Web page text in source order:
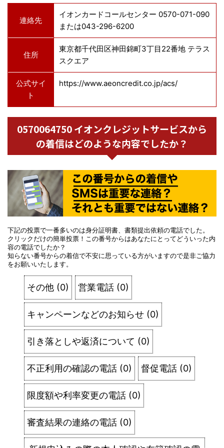
連絡先
イオンカードコールセンター 0570-071-090
または043-296-6200
住所
東京都千代田区神田錦町3丁目22番地 テラス
スクエア
公式サイ
ト
https://www.aeoncredit.co.jp/acs/
0570064750 イオンクレジットサービスから
の着信はどのような内容でしたか？
下記の投票で一番多いのは身分証明書、書類提出依頼の電話でした。
クリックだけの簡単投票！この番号からはあなたにとってどういった内
容の電話でしたか？
知らない番号からの着信で不安に思っている方がいますので是非ご協力
をお願いいたします。
その他 (0) 営業電話 (0)
キャンペーンなどのお知らせ (0)
引き落としや返済について (0)
不正利用の確認の電話 (0) 督促電話 (0)
限度額や利率変更の電話 (0)
審査結果の連絡の電話 (0)